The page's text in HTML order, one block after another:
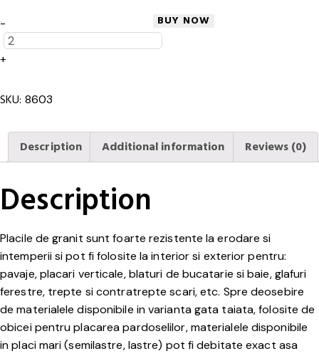
Granit
Rosa
Elnasr
1,8cm
quantity
-
+
BUY NOW
SKU: 8603
Description Additional information Reviews (0)
Description
Placile de granit sunt foarte rezistente la erodare si
intemperii si pot fi folosite la interior si exterior pentru:
pavaje, placari verticale, blaturi de bucatarie si baie, glafuri
ferestre, trepte si contratrepte scari, etc. Spre deosebire
de materialele disponibile in varianta gata taiata, folosite de
obicei pentru placarea pardoselilor, materialele disponibile
in placi mari (semilastre, lastre) pot fi debitate exact asa